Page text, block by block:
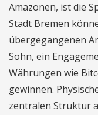
Amazonen, ist die
Stadt Bremen
übergegangenen
Sohn, ein
Währungen wie
gewinnen.
zentralen Struktur